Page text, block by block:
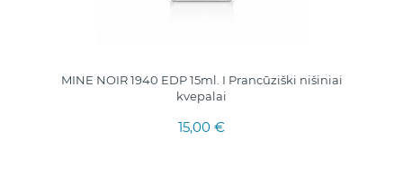
MINE NOIR 1940 EDP 15ml. I Prancūziški nišiniai
kvepalai
15,00 €